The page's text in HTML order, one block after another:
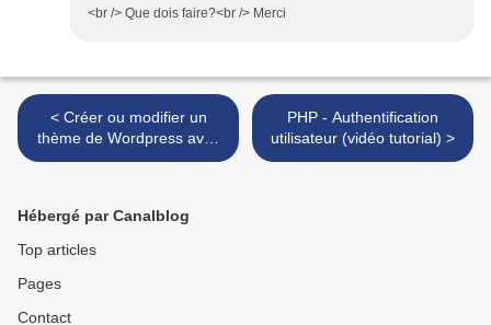
<br /> Que dois faire?<br /> Merci
< Créer ou modifier un
thème de Wordpress avec
Dreamweaver – Part 2
PHP - Authentification
utilisateur (vidéo tutorial) >
Hébergé par Canalblog
Top articles
Pages
Contact